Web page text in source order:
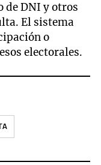
de DNI y otros
El sistema
o
electorales.